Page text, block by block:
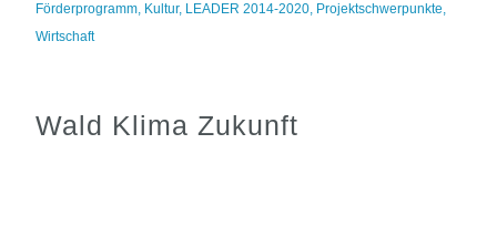
Förderprogramm, Kultur, LEADER 2014-2020, Projektschwerpunkte,
Wirtschaft
Wald Klima Zukunft